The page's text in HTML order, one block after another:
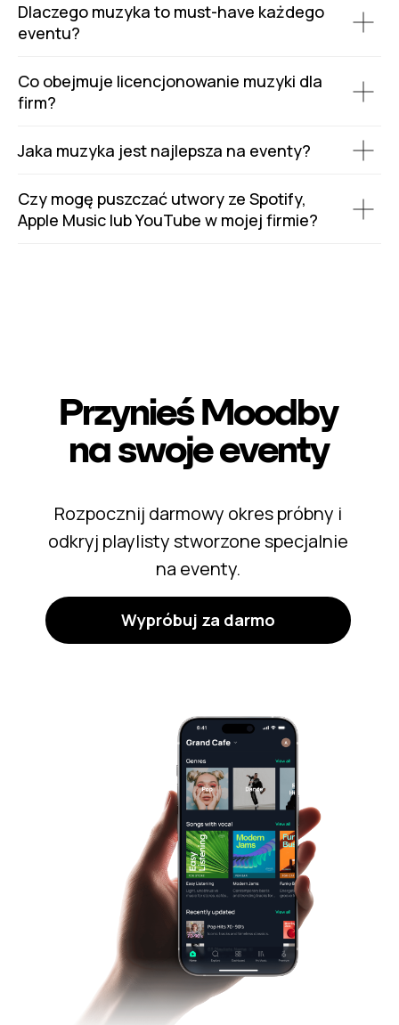
Dlaczego muzyka to must-have każdego
eventu?
Co obejmuje licencjonowanie muzyki dla
firm?
Jaka muzyka jest najlepsza na eventy?
Czy mogę puszczać utwory ze Spotify,
Apple Music lub YouTube w mojej firmie?
Przynieś Moodby
na swoje eventy
Rozpocznij darmowy okres próbny i
odkryj playlisty stworzone specjalnie
na eventy.
Wypróbuj za darmo